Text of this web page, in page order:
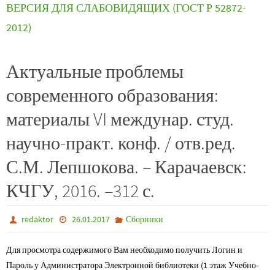
ВЕРСИЯ ДЛЯ СЛАБОВИДЯЩИХ (ГОСТ Р 52872-
2012)
Актуальные проблемы
современного образования:
материалы VI междунар. студ.
научно-практ. конф. / отв.ред.
С.М. Лепшокова. – Карачаевск:
КЧГУ, 2016. –312 с.
redaktor 26.01.2017 Сборники
Для просмотра содержимого Вам необходимо получить Логин и
Пароль у Администратора Электронной библиотеки (1 этаж Учебно-